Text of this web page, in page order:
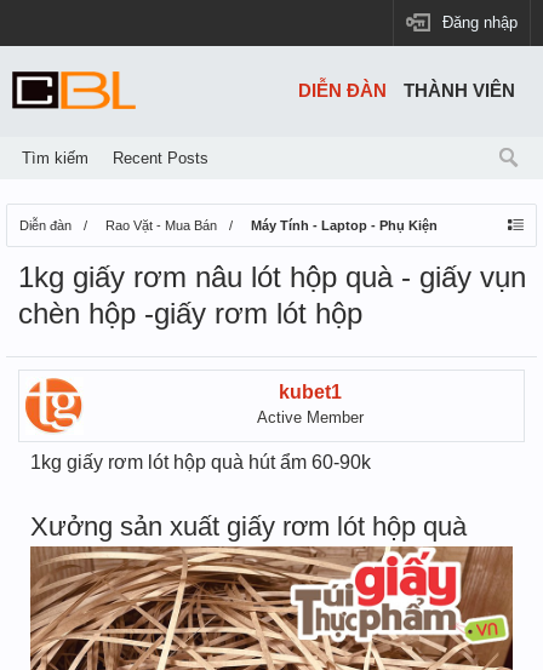
Đăng nhập
Diễn đàn Rao Vặt - Mua Bán Máy Tính - Laptop - Phụ Kiện
1kg giấy rơm nâu lót hộp quà - giấy vụn
chèn hộp -giấy rơm lót hộp
kubet1
Active Member
1kg giấy rơm lót hộp quà hút ẩm 60-90k
Xưởng sản xuất giấy rơm lót hộp quà
DIỄN ĐÀN
Tìm kiếm Recent Posts
THÀNH VIÊN